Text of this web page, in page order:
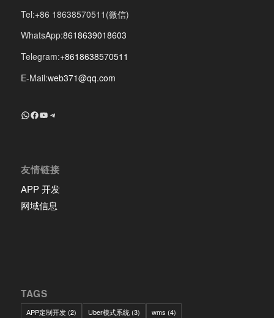
Tel:+86 18638570511(微信)
WhatsApp:8618639018603
Telegram:+8618638570511
E-Mail:web371@qq.com
+8618639018603
Facebook
YouTube
Telegram
友情链接
APP 开发
网域信息
TAGS
APP定制开发(2) Uber模式系统(3) wms (4)